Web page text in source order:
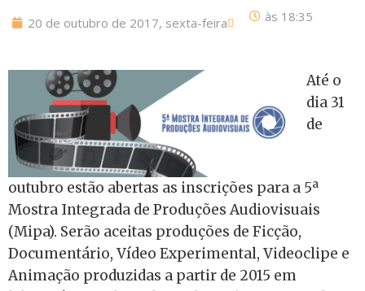
20 de outubro de 2017, sexta-feira às 18:35
Até o
dia 31
de
outubro estão abertas as inscrições para a 5ª
Mostra Integrada de Produções Audiovisuais
(Mipa). Serão aceitas produções de Ficção,
Documentário, Vídeo Experimental, Videoclipe e
Animação produzidas a partir de 2015 em